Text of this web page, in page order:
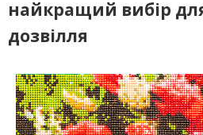
найкращий вибір
дозвілля